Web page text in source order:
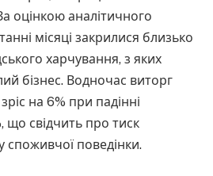
оцінкою аналітичного
місяці закрилися близько
харчування, з яких
бізнес. Водночас виторг
на 6% при падінні
що свідчить про тиск
споживчої поведінки.